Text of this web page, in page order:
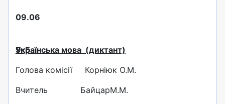
09.06
Українська мова (диктант)
Голова комісії Корніюк О.М.
Вчитель БайцарМ.М.
9-Б